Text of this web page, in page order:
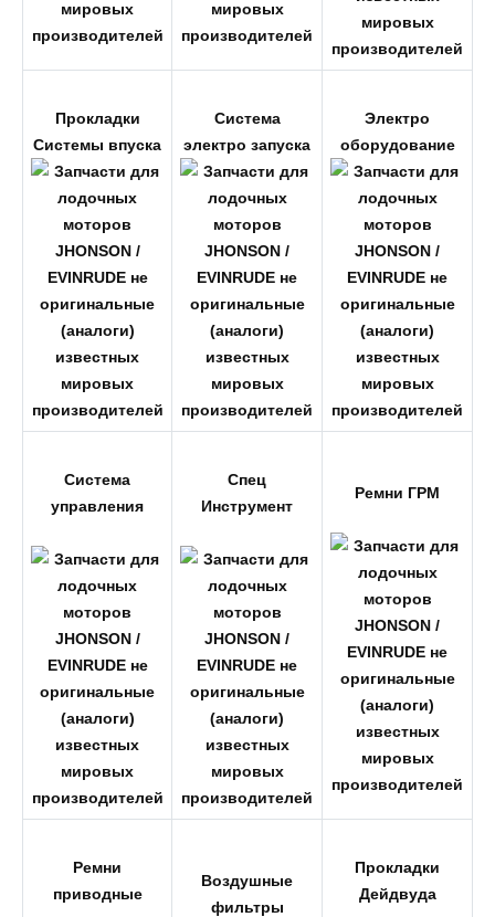
Прокладки
Системы впуска
Система
электро запуска
Электро
оборудование
Система
управления
Спец
Инструмент
Ремни ГРМ
Ремни
приводные
Воздушные
фильтры
Прокладки
Дейдвуда